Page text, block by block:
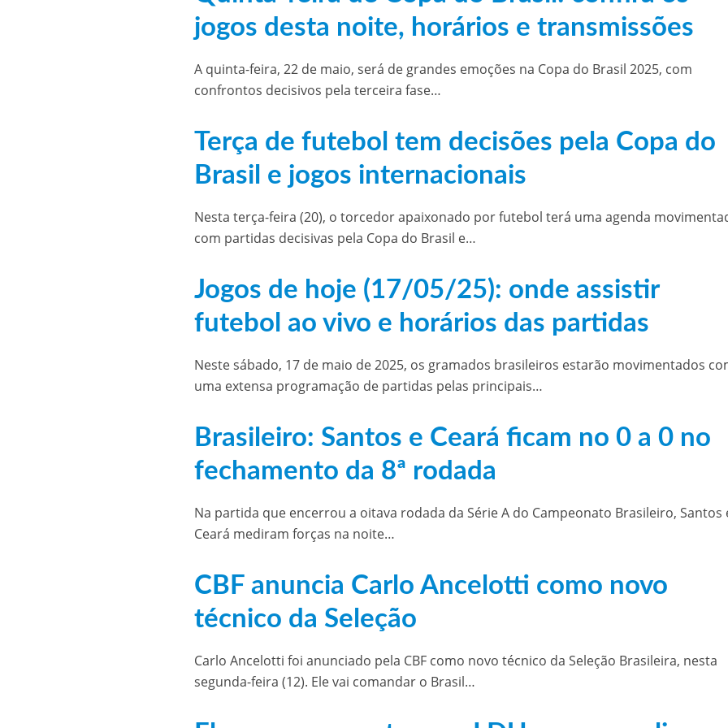
jogos desta noite, horários e transmissões
A quinta-feira, 22 de maio, será de grandes emoções na Copa do Brasil 2025, com
confrontos decisivos pela terceira fase…
Terça de futebol tem decisões pela Copa do
Brasil e jogos internacionais
Nesta terça-feira (20), o torcedor apaixonado por futebol terá uma agenda
com partidas decisivas pela Copa do Brasil e…
Jogos de hoje (17/05/25): onde assistir
futebol ao vivo e horários das partidas
Neste sábado, 17 de maio de 2025, os gramados brasileiros estarão movimentados
uma extensa programação de partidas pelas principais…
Brasileiro: Santos e Ceará ficam no 0 a 0 no
fechamento da 8ª rodada
Na partida que encerrou a oitava rodada da Série A do Campeonato Brasileiro, Santos
Ceará mediram forças na noite…
CBF anuncia Carlo Ancelotti como novo
técnico da Seleção
Carlo Ancelotti foi anunciado pela CBF como novo técnico da Seleção Brasileira, nesta
segunda-feira (12). Ele vai comandar o Brasil…